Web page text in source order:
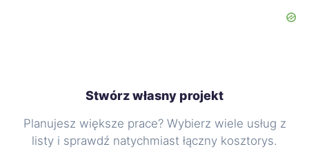
Stwórz własny projekt
Planujesz większe prace? Wybierz wiele usług z
listy i sprawdź natychmiast łączny kosztorys.